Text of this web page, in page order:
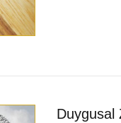
Duygusal